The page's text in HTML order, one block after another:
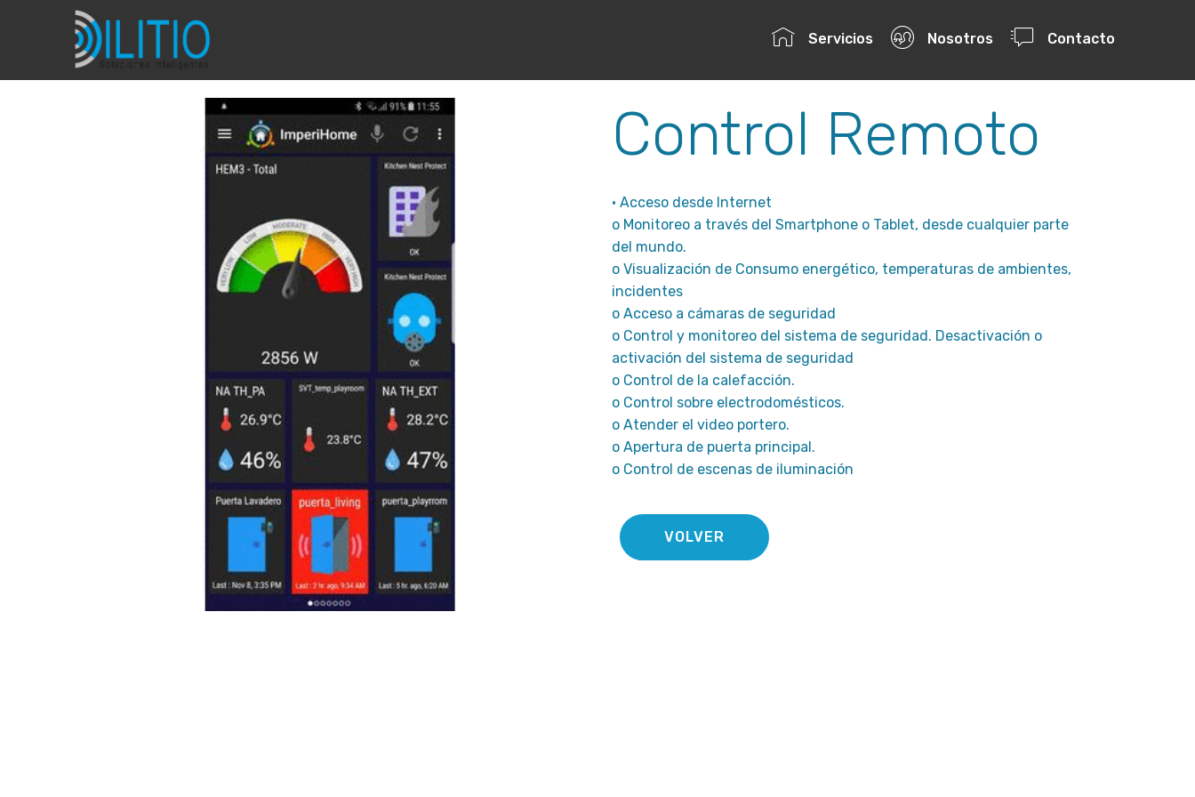
Servicios Nosotros Contacto
Control Remoto
• Acceso desde Internet
o Monitoreo a través del Smartphone o Tablet, desde cualquier parte
del mundo.
o Visualización de Consumo energético, temperaturas de ambientes,
incidentes
o Acceso a cámaras de seguridad
o Control y monitoreo del sistema de seguridad. Desactivación o
activación del sistema de seguridad
o Control de la calefacción.
o Control sobre electrodomésticos.
o Atender el video portero.
o Apertura de puerta principal.
o Control de escenas de iluminación
VOLVER